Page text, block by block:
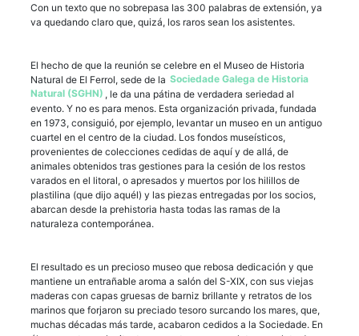
Con un texto que no sobrepasa las 300 palabras de extensión, ya
va quedando claro que, quizá, los raros sean los asistentes.
El hecho de que la reunión se celebre en el Museo de Historia
Natural de El Ferrol, sede de la Sociedade Galega de Historia
Natural (SGHN) , le da una pátina de verdadera seriedad al
evento. Y no es para menos. Esta organización privada, fundada
en 1973, consiguió, por ejemplo, levantar un museo en un antiguo
cuartel en el centro de la ciudad. Los fondos museísticos,
provenientes de colecciones cedidas de aquí y de allá, de
animales obtenidos tras gestiones para la cesión de los restos
varados en el litoral, o apresados y muertos por los hilillos de
plastilina (que dijo aquél) y las piezas entregadas por los socios,
abarcan desde la prehistoria hasta todas las ramas de la
naturaleza contemporánea.
El resultado es un precioso museo que rebosa dedicación y que
mantiene un entrañable aroma a salón del S-XIX, con sus viejas
maderas con capas gruesas de barniz brillante y retratos de los
marinos que forjaron su preciado tesoro surcando los mares, que,
muchas décadas más tarde, acabaron cedidos a la Sociedade. En